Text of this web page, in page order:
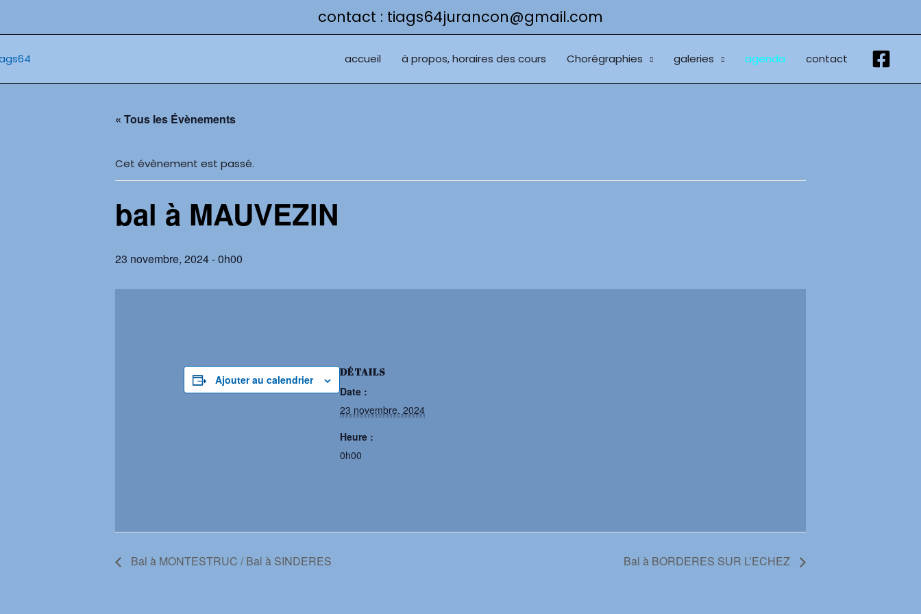
contact : tiags64jurancon@gmail.com
accueil à propos, horaires des cours Chorégraphies galeries agenda contact
« Tous les Évènements
Cet évènement est passé.
bal à MAUVEZIN
23 novembre, 2024 - 0h00
Ajouter au calendrier
DÉTAILS
Date :
23 novembre, 2024
Heure :
0h00
Bal à MONTESTRUC / Bal à SINDERES Bal à BORDERES SUR L’ECHEZ